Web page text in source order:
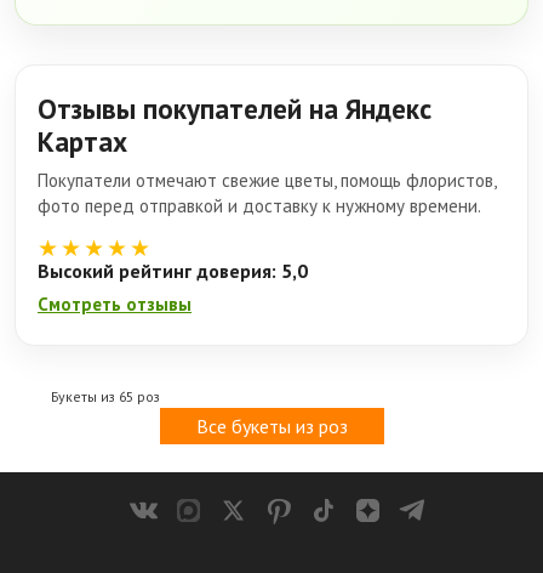
Отзывы покупателей на Яндекс
Картах
Покупатели отмечают свежие цветы, помощь флористов,
фото перед отправкой и доставку к нужному времени.
★★★★★
Высокий рейтинг доверия: 5,0
Смотреть отзывы
Букеты из 65 роз
Все букеты из роз